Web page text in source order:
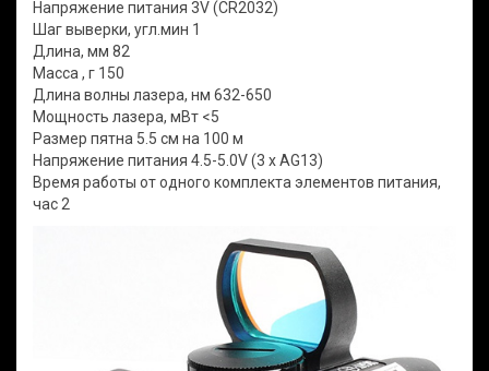
Напряжение питания 3V (CR2032)
Шаг выверки, угл.мин 1
Длина, мм 82
Масса , г 150
Длина волны лазера, нм 632-650
Мощность лазера, мВт <5
Размер пятна 5.5 см на 100 м
Напряжение питания 4.5-5.0V (3 x AG13)
Время работы от одного комплекта элементов питания,
час 2